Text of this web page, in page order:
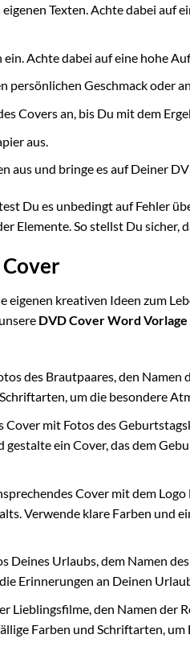
Texten. Achte dabei auf
Achte dabei auf eine hohe
persönlichen Geschmack oder
Covers an, bis Du mit dem
aus.
aus und bringe es auf Deiner
Du es unbedingt auf Fehler
Elemente. So stellst Du sicher,
kreativen Ideen zum
DVD Cover Word Vorlage
des Brautpaares, den Namen
um die besondere
mit Fotos des
ein Cover, das dem
Cover mit dem
Verwende klare Farben und
Urlaubs, dem Namen
Erinnerungen an Deinen
den Namen der
Farben und Schriftarten,